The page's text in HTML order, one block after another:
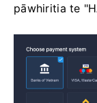
pāwhiritia te